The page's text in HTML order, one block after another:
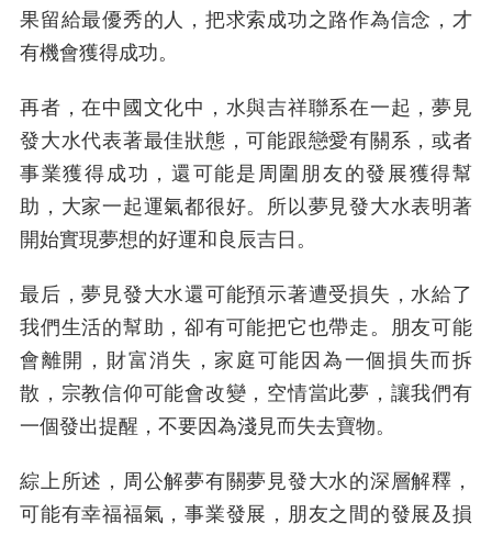
果留給最優秀的人，把求索成功之路作為信念，才
有機會獲得成功。
再者，在中國文化中，水與吉祥聯系在一起，夢見
發大水代表著最佳狀態，可能跟戀愛有關系，或者
事業獲得成功，還可能是周圍朋友的發展獲得幫
助，大家一起運氣都很好。所以夢見發大水表明著
開始實現夢想的好運和良辰吉日。
最后，夢見發大水還可能預示著遭受損失，水給了
我們生活的幫助，卻有可能把它也帶走。朋友可能
會離開，財富消失，家庭可能因為一個損失而拆
散，宗教信仰可能會改變，空情當此夢，讓我們有
一個發出提醒，不要因為淺見而失去寶物。
綜上所述，周公解夢有關夢見發大水的深層解釋，
可能有幸福福氣，事業發展，朋友之間的發展及損